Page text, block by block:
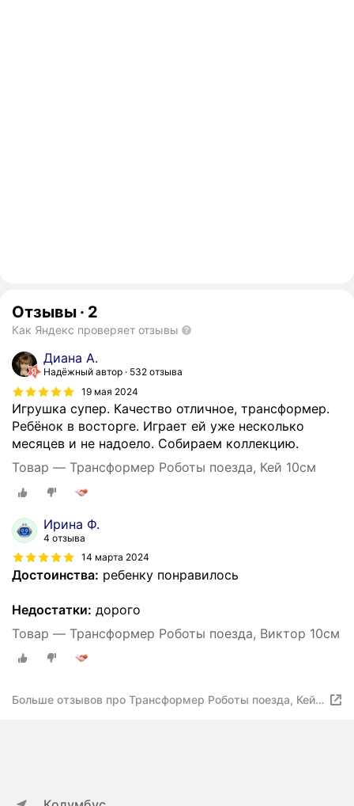
Отзывы · 2
Как Яндекс проверяет отзывы
Диана А.
Надёжный автор
532 отзыва
19 мая 2024
Игрушка супер. Качество отличное, трансформер.
Ребёнок в восторге. Играет ей уже несколько
месяцев и не надоело. Собираем коллекцию.
Товар — Трансформер Роботы поезда, Кей 10см
Ирина Ф.
4 отзыва
14 марта 2024
Достоинства: ребенку понравилось
Недостатки: дорого
Товар — Трансформер Роботы поезда, Виктор 10см
Больше отзывов про Трансформер Роботы поезда, Кей